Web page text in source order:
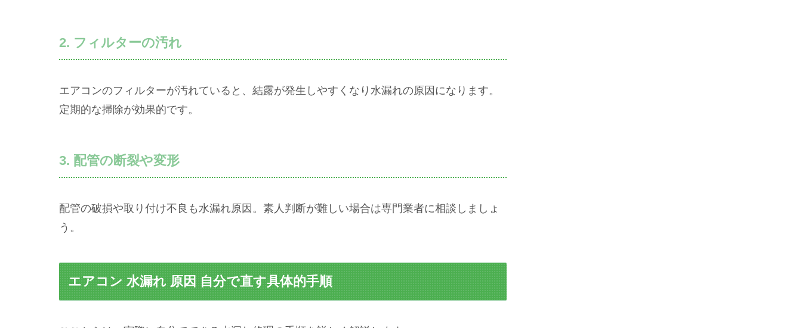
2. フィルターの汚れ
エアコンのフィルターが汚れていると、結露が発生しやすくなり水漏れの原因になります。
定期的な掃除が効果的です。
3. 配管の断裂や変形
配管の破損や取り付け不良も水漏れ原因。素人判断が難しい場合は専門業者に相談しましょ
う。
エアコン 水漏れ 原因 自分で直す具体的手順